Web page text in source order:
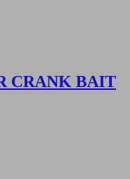
CRANK BAIT